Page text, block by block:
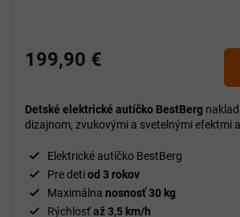
199,90 €
Detské elektrické autíčko BestBerg
dizajnom, zvukovými a svetelnými efektmi
deti od 3 rokov.
Elektrické autíčko BestBerg
Pre detiod 3 rokov
Maximálna nosnosť 30 kg
Rýchlosťaž 3,5 km/h